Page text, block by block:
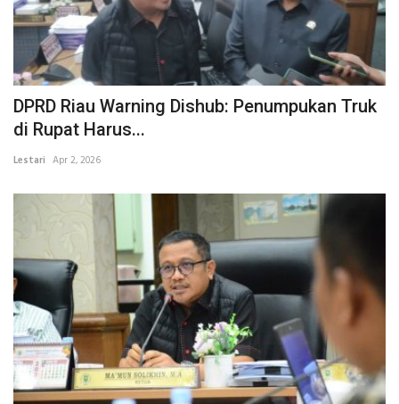
DPRD Riau Warning Dishub: Penumpukan Truk
di Rupat Harus...
Lestari Apr 2, 2026